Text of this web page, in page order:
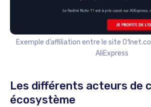
Exemple d’affiliation entre le site
AliExpress
Les différents acteurs de
écosystème